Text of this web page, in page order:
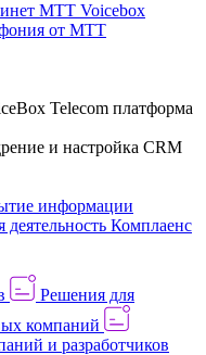
МТТ Voicebox
от МТТ
Telecom платформа
и настройка CRM
информации
Комплаенс
Решения для
компаний
и разработчиков